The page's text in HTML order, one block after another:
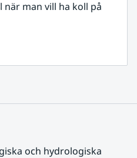
man vill ha koll på
och hydrologiska